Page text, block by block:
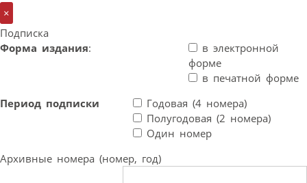
×
Подписка
Форма издания:
в электронной
форме
в печатной форме
Период подписки
Годовая (4 номера)
Полугодовая (2 номера)
Один номер
Архивные номера (номер, год)